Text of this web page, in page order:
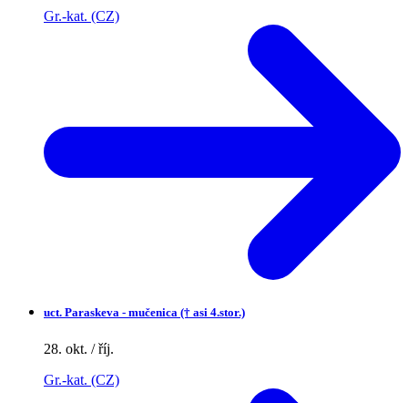
Gr.-kat. (CZ)
uct. Paraskeva - mučenica († asi 4.stor.)
28. okt. / říj.
Gr.-kat. (CZ)